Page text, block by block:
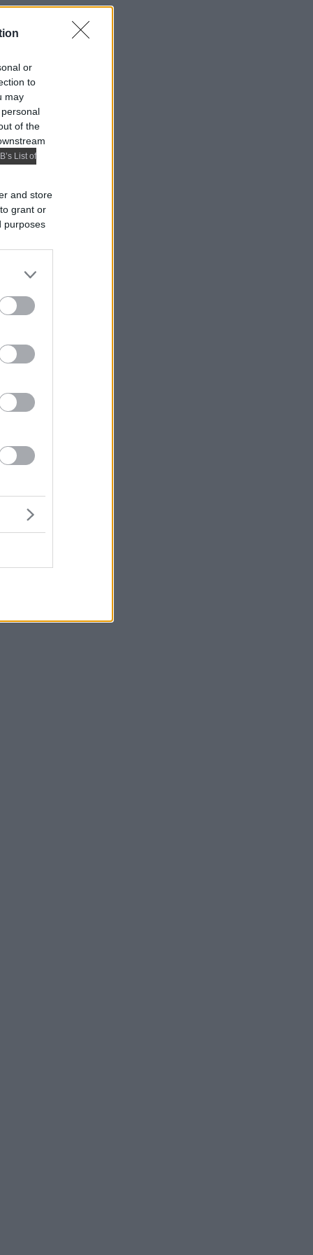
or
to
may
of the
List of
and store
grant or
purposes